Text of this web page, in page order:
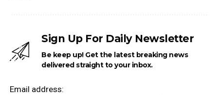
Sign Up For Daily Newsletter
Be keep up! Get the latest breaking news
delivered straight to your inbox.
Email address: